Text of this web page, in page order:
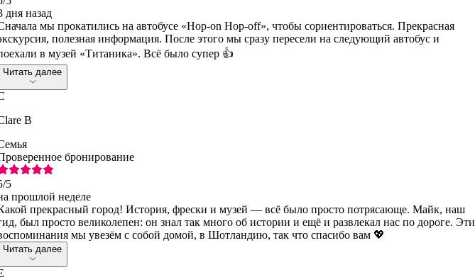
дня назад
мы прокатились на автобусе «Hop-on Hop-off», чтобы сориентироваться. Прекрасная
полезная информация. После этого мы сразу пересели на следующий автобус и
в музей «Титаника». Всё было супер 👍
Читать далее
B
бронирование
/5
прошлой неделе
прекрасный город! История, фрески и музей — всё было просто потрясающе. Майк, наш
был просто великолепен: он знал так много об истории и ещё и развлекал нас по дороге. Эти
мы увезём с собой домой, в Шотландию, так что спасибо вам 💖
Читать далее